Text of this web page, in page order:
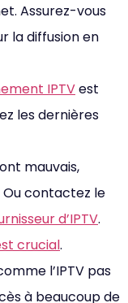
Assurez-vous
la diffusion en
IPTVest
les dernières
mauvais,
contactez le
d’IPTV.
crucial.
l’IPTV pas
à beaucoup de